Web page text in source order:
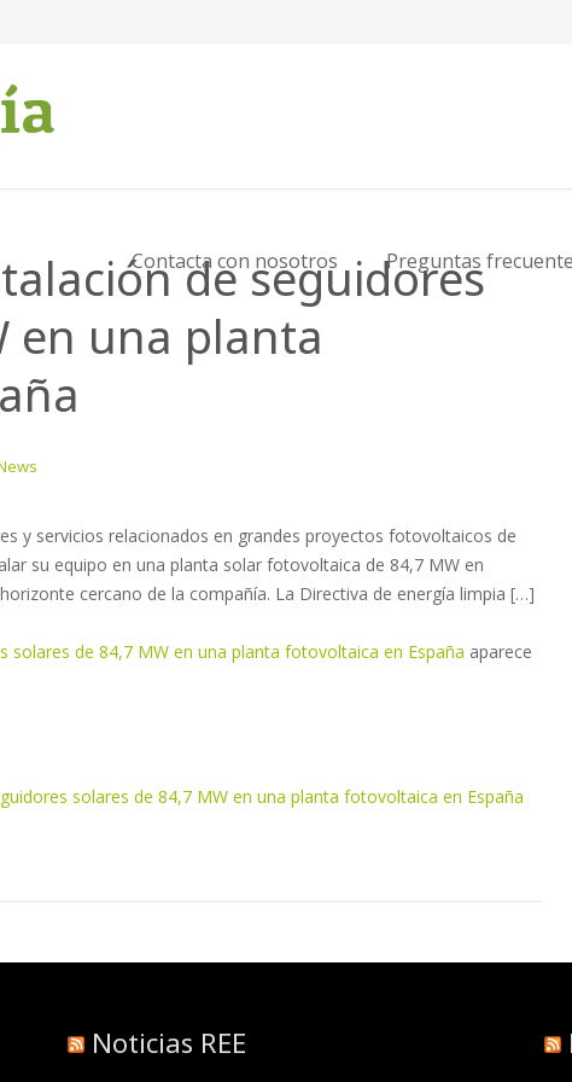
Contacta con nosotros Preguntas
de seguidores
en una planta
y servicios relacionados en grandes proyectos fotovoltaicos de
su equipo en una planta solar fotovoltaica de 84,7 MW en
cercano de la compañía. La Directiva de energía limpia […]
solares de 84,7 MW en una planta fotovoltaica en España aparece
solares de 84,7 MW en una planta fotovoltaica en España
Noticias REE